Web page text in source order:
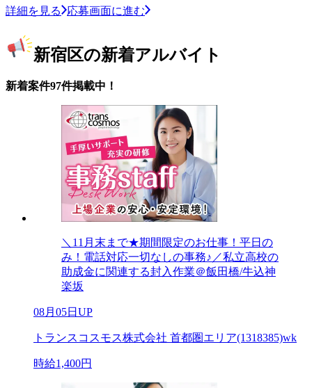
詳細を見る 応募画面に進む
新宿区の新着アルバイト
新着案件97件掲載中！
＼11月末まで★期間限定のお仕事！平日の
み！電話対応一切なしの事務♪／私立高校の
助成金に関連する封入作業＠飯田橋/牛込神
楽坂
08月05日UP
トランスコスモス株式会社 首都圏エリア(1318385)wk
時給1,400円